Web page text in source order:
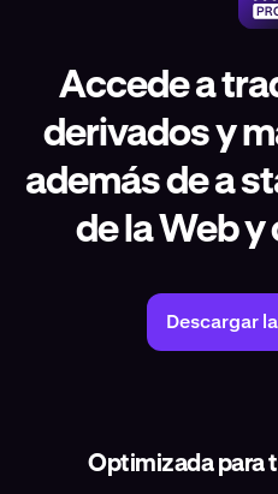
Accede a
derivados y
además de a
de la Web y
Descargar
Optimizada para